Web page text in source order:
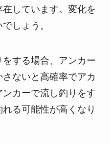
しています。変化を
しょう。
する場合、アンカー
ないと高確率でアカ
カーで流し釣りをす
る可能性が高くなり